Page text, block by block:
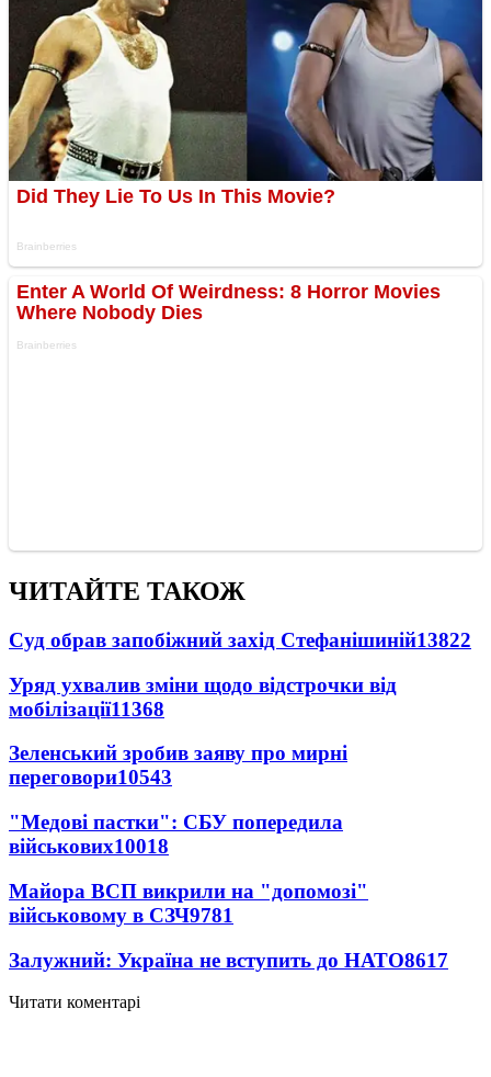
ЧИТАЙТЕ ТАКОЖ
Суд обрав запобіжний захід Стефанішиній13822
Уряд ухвалив зміни щодо відстрочки від
мобілізації11368
Зеленський зробив заяву про мирні
переговори10543
"Медові пастки": СБУ попередила
військових10018
Майора ВСП викрили на "допомозі"
військовому в СЗЧ9781
Залужний: Україна не вступить до НАТО8617
Читати коментарі